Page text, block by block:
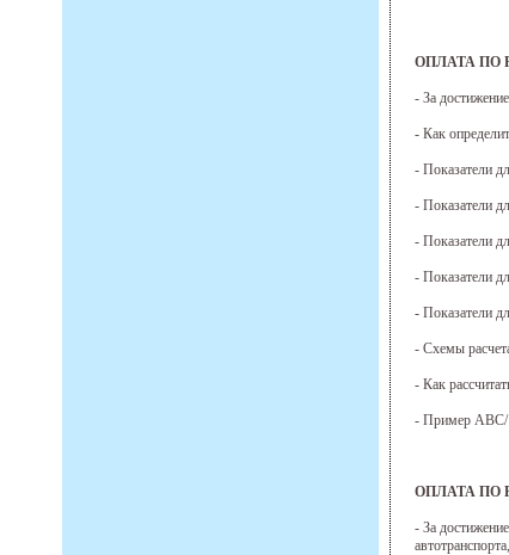
ОПЛАТА ПО
- За
- Как
- Показатели
- Показатели
- Показатели
- Показатели
- Показатели
- Схемы
- Как
- Пример АВС/
ОПЛАТА ПО
- За